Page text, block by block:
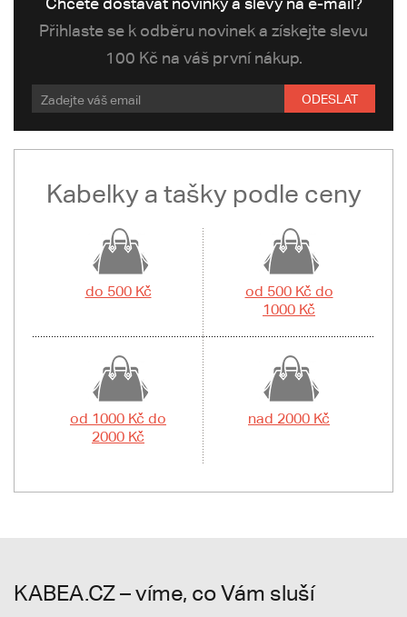
Přihlaste se k odběru novinek a získejte slevu
100 Kč na váš první nákup.
ODESLAT
Kabelky a tašky podle ceny
do 500 Kč
od 500 Kč do
1000 Kč
od 1000 Kč do
2000 Kč
nad 2000 Kč
KABEA.CZ – víme, co Vám sluší